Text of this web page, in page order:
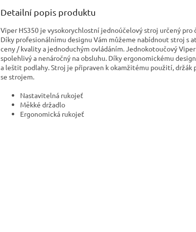
Detailní popis produktu
Viper HS350 je vysokorychlostní jednoúčelový stroj určený pro
Díky profesionálnímu designu Vám můžeme nabídnout stroj s
ceny / kvality a jednoduchým ovládáním. Jednokotoučový
spolehlivý a nenáročný na obsluhu. Díky ergonomickému
a leštit podlahy. Stroj je připraven k okamžitému použití, držák
se strojem.
Nastavitelná rukojeť
Měkké držadlo
Ergonomická rukojeť